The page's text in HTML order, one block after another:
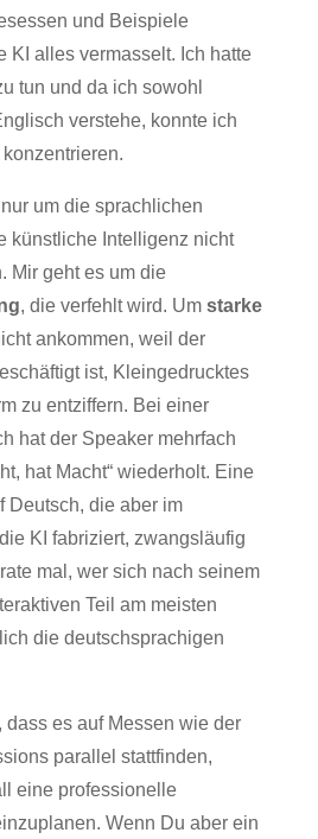
und Beispiele
KI alles vermasselt. Ich hatte
tun und da ich sowohl
verstehe, konnte ich
um die sprachlichen
künstliche Intelligenz nicht
Mir geht es um die
, die verfehlt wird. Um starke
ankommen, weil der
ist, Kleingedrucktes
zu entziffern. Bei einer
hat der Speaker mehrfach
hat Macht“ wiederholt. Eine
Deutsch, die aber im
KI fabriziert, zwangsläufig
mal, wer sich nach seinem
Teil am meisten
die deutschsprachigen
dass es auf Messen wie der
parallel stattfinden,
eine professionelle
Wenn Du aber ein